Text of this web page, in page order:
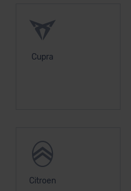
Cupra
Citroen